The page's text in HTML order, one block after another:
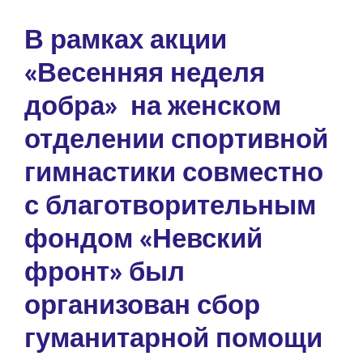
В рамках акции
«Весенняя неделя
добра» на женском
отделении спортивной
гимнастики совместно
с благотворительным
фондом «Невский
фронт» был
организован сбор
гуманитарной помощи